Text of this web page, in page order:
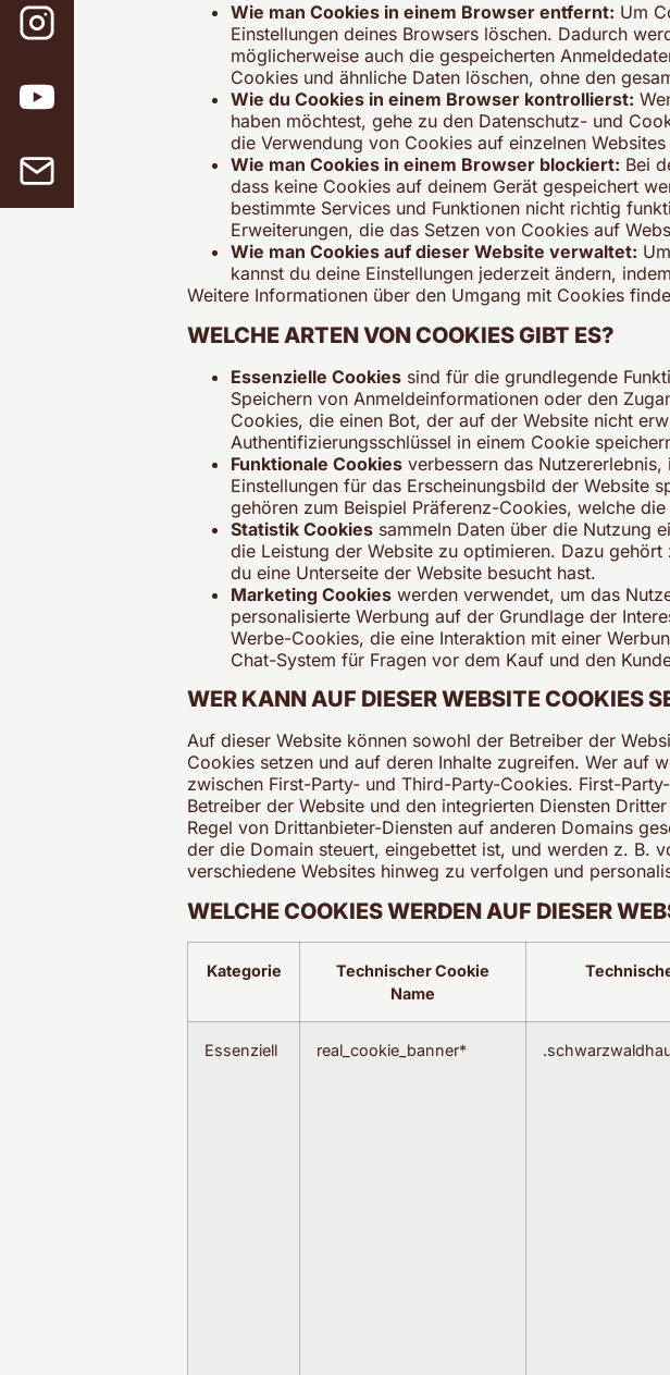
Wie man Cookies in einem Browser entfernt: Um
Einstellungen deines Browsers löschen. Dadurch
möglicherweise auch die gespeicherten
Cookies und ähnliche Daten löschen, ohne den
Wie du Cookies in einem Browser kontrollierst:
haben möchtest, gehe zu den Datenschutz- und
die Verwendung von Cookies auf einzelnen Websites
Wie man Cookies in einem Browser blockiert: Bei
dass keine Cookies auf deinem Gerät gespeichert
bestimmte Services und Funktionen nicht richtig
Erweiterungen, die das Setzen von Cookies auf
Wie man Cookies auf dieser Website verwaltet:
kannst du deine Einstellungen jederzeit ändern,
Weitere Informationen über den Umgang mit Cookies
WELCHE ARTEN VON COOKIES GIBT ES?
Essenzielle Cookies sind für die grundlegende
Speichern von Anmeldeinformationen oder den
Cookies, die einen Bot, der auf der Website nicht
Authentifizierungsschlüssel in einem Cookie
Funktionale Cookies verbessern das
Einstellungen für das Erscheinungsbild der Website
gehören zum Beispiel Präferenz-Cookies, welche
Statistik Cookies sammeln Daten über die Nutzung
die Leistung der Website zu optimieren. Dazu
du eine Unterseite der Website besucht hast.
Marketing Cookies werden verwendet, um das
personalisierte Werbung auf der Grundlage der
Werbe-Cookies, die eine Interaktion mit einer
Chat-System für Fragen vor dem Kauf und den
WER KANN AUF DIESER WEBSITE COOKIES
Auf dieser Website können sowohl der Betreiber der
Cookies setzen und auf deren Inhalte zugreifen. Wer auf
zwischen First-Party- und Third-Party-Cookies. First-
Betreiber der Website und den integrierten Diensten
Regel von Drittanbieter-Diensten auf anderen Domains
der die Domain steuert, eingebettet ist, und werden z. B.
verschiedene Websites hinweg zu verfolgen und
WELCHE COOKIES WERDEN AUF DIESER
Kategorie
Technischer Cookie
Name
Essenziell real_cookie_banner*